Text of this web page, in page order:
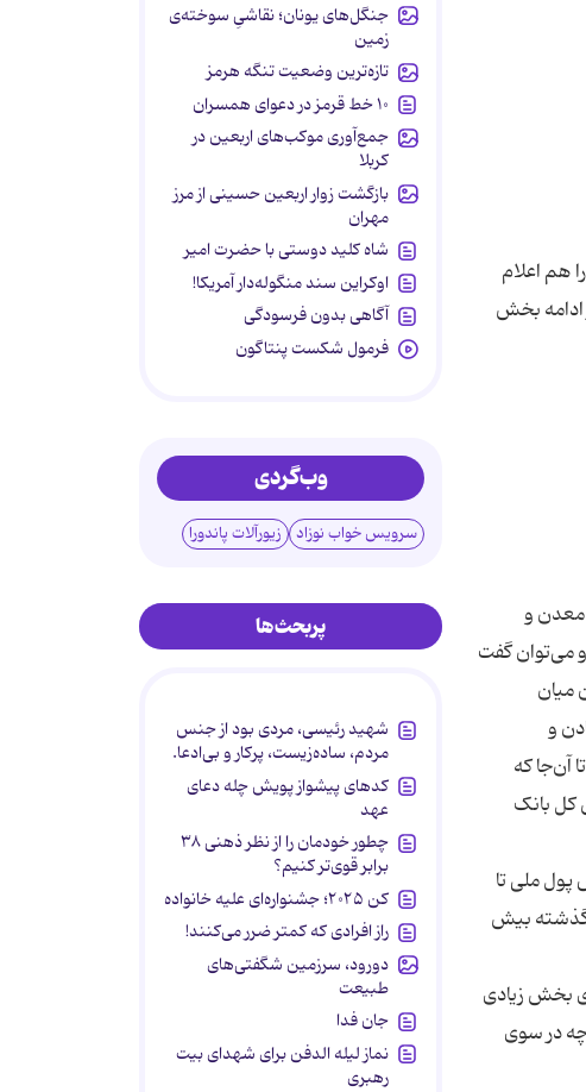
جنگل‌های یونان؛ نقاشیِ سوخته‌ی
زمین
تازه‌ترین وضعیت تنگه هرمز
۱۰ خط قرمز در دعوای همسران
جمع‌آوری موکب‌های اربعین در
کربلا
بازگشت زوار اربعین حسینی از مرز
مهران
شاه کلید دوستی با حضرت امیر
اوکراین سند منگوله‌دار آمریکا!
آگاهی بدون فرسودگی
فرمول شکست پنتاگون
وب‌گردی
سرویس خواب نوزاد زیورآلات پاندورا
پربحث‌ها
شهید رئیسی، مردی بود از جنس
مردم، ساده‌زیست، پرکار و بی‌ادعا.
کدهای پیشواز پویش چله دعای
عهد
چطور خودمان را از نظر ذهنی ۳۸
برابر قوی‌تر کنیم؟
کن ۲۰۲۵؛ جشنواره‌ای علیه خانواده
راز افرادی که کمتر ضرر می‌کنند!
دورود، سرزمین شگفتی‌های
طبیعت
جان فدا
نماز لیله الدفن برای شهدای بیت
رهبری